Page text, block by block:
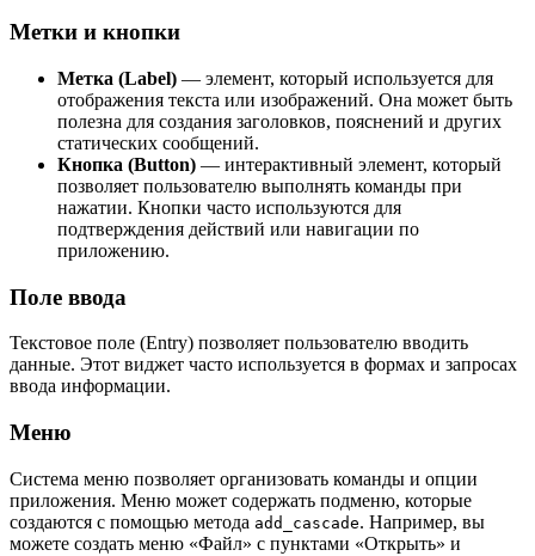
Метки и кнопки
Метка (Label) — элемент, который используется для
отображения текста или изображений. Она может быть
полезна для создания заголовков, пояснений и других
статических сообщений.
Кнопка (Button) — интерактивный элемент, который
позволяет пользователю выполнять команды при
нажатии. Кнопки часто используются для
подтверждения действий или навигации по
приложению.
Поле ввода
Текстовое поле (Entry) позволяет пользователю вводить
данные. Этот виджет часто используется в формах и запросах
ввода информации.
Меню
Система меню позволяет организовать команды и опции
приложения. Меню может содержать подменю, которые
создаются с помощью метода add_cascade. Например, вы
можете создать меню «Файл» с пунктами «Открыть» и